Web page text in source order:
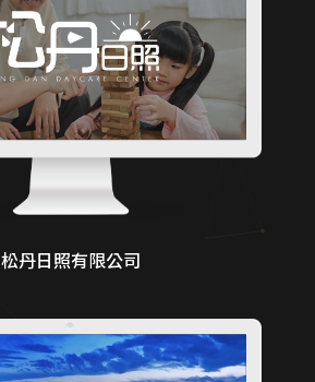
松丹日照有限公司